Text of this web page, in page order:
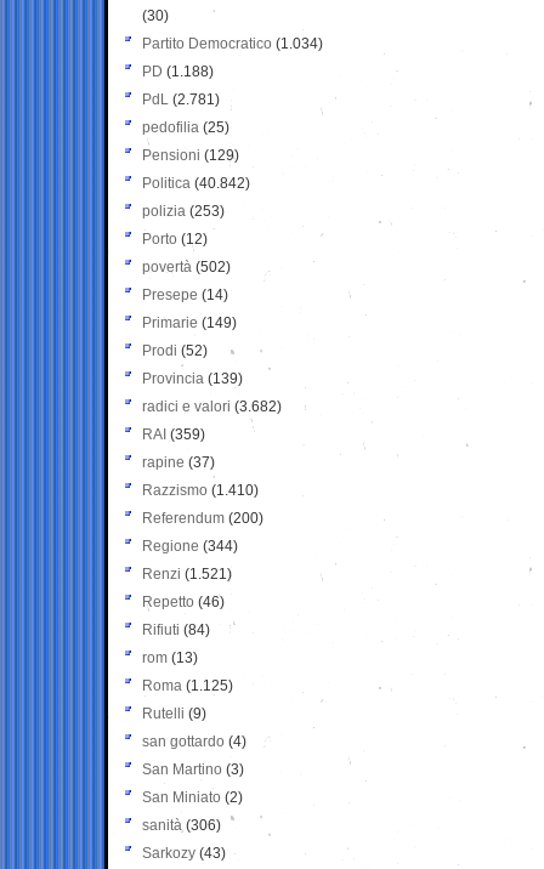
(30)
Partito Democratico (1.034)
PD (1.188)
PdL (2.781)
pedofilia (25)
Pensioni (129)
Politica (40.842)
polizia (253)
Porto (12)
povertà (502)
Presepe (14)
Primarie (149)
Prodi (52)
Provincia (139)
radici e valori (3.682)
RAI (359)
rapine (37)
Razzismo (1.410)
Referendum (200)
Regione (344)
Renzi (1.521)
Repetto (46)
Rifiuti (84)
rom (13)
Roma (1.125)
Rutelli (9)
san gottardo (4)
San Martino (3)
San Miniato (2)
sanità (306)
Sarkozy (43)